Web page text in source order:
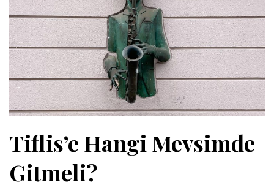
Tiflis’e Hangi Mevsimde
Gitmeli?